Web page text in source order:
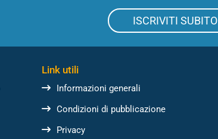
ISCRIVITI SUBITO
Link utili
Informazioni generali
Condizioni di pubblicazione
Privacy